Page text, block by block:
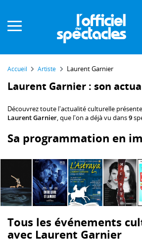
Accueil Artiste Laurent Garnier
Laurent Garnier : son
Découvrez toute l'actualité culturelle
Laurent Garnier, que l'on a déjà vu dans9
Sa programmation en
Tous les événements
avec Laurent Garnier